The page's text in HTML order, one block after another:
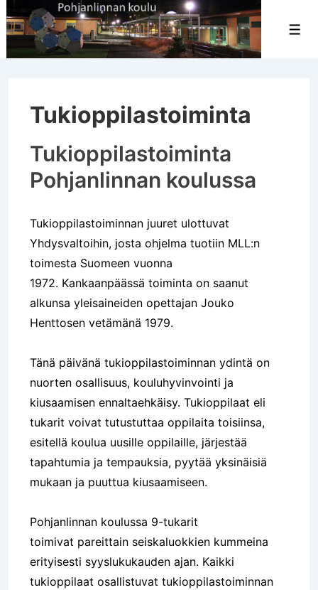
Siirry
pääsisältöön
Tukioppilastoiminta
Tukioppilastoiminta
Pohjanlinnan koulussa
Tukioppilastoiminnan juuret ulottuvat
Yhdysvaltoihin, josta ohjelma tuotiin MLL:n
toimesta Suomeen vuonna
1972. Kankaanpäässä toiminta on saanut
alkunsa yleisaineiden opettajan Jouko
Henttosen vetämänä 1979.
Tänä päivänä tukioppilastoiminnan ydintä on
nuorten osallisuus, kouluhyvinvointi ja
kiusaamisen ennaltaehkäisy. Tukioppilaat eli
tukarit voivat tutustuttaa oppilaita toisiinsa,
esitellä koulua uusille oppilaille, järjestää
tapahtumia ja tempauksia, pyytää yksinäisiä
mukaan ja puuttua kiusaamiseen.
Pohjanlinnan koulussa 9-tukarit
toimivat pareittain seiskaluokkien kummeina
erityisesti syyslukukauden ajan. Kaikki
tukioppilaat osallistuvat tukioppilastoiminnan